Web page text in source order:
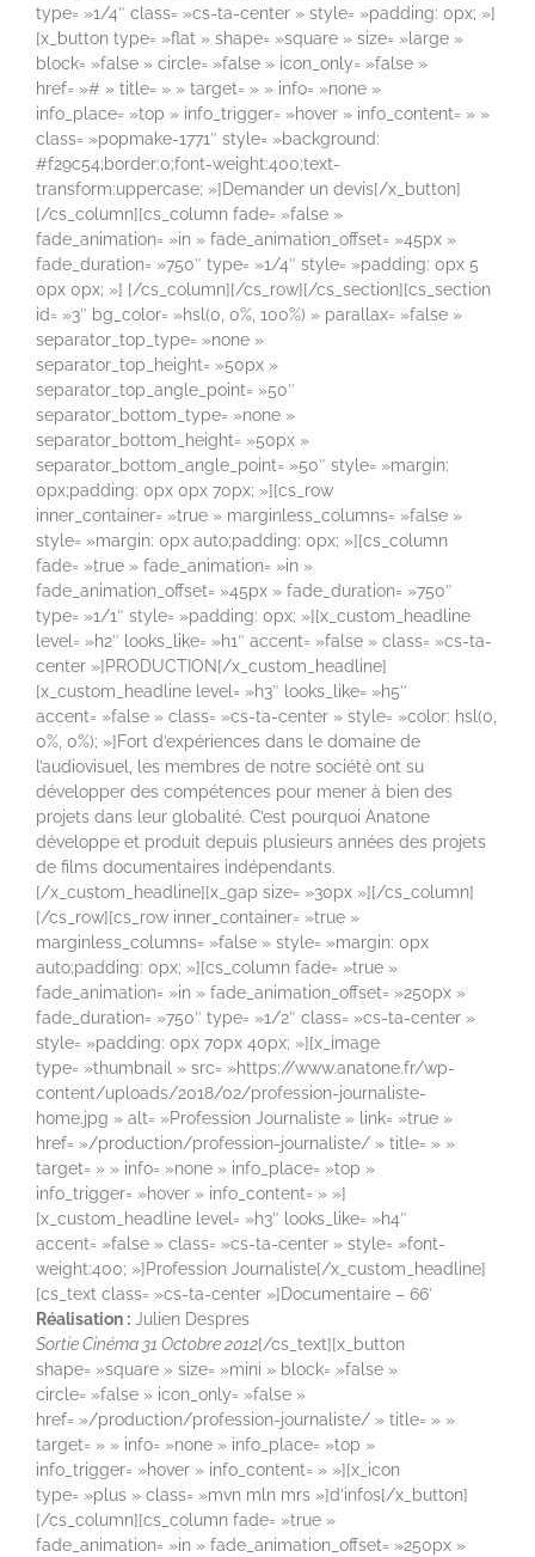
type= »1/4″ class= »cs-ta-center » style= »padding: 0px; »]
[x_button type= »flat » shape= »square » size= »large »
block= »false » circle= »false » icon_only= »false »
href= »# » title= » » target= » » info= »none »
info_place= »top » info_trigger= »hover » info_content= » »
class= »popmake-1771″ style= »background:
#f29c54;border:0;font-weight:400;text-
transform:uppercase; »]Demander un devis[/x_button]
[/cs_column][cs_column fade= »false »
fade_animation= »in » fade_animation_offset= »45px »
fade_duration= »750″ type= »1/4″ style= »padding: 0px 5
0px 0px; »] [/cs_column][/cs_row][/cs_section][cs_section
id= »3″ bg_color= »hsl(0, 0%, 100%) » parallax= »false »
separator_top_type= »none »
separator_top_height= »50px »
separator_top_angle_point= »50″
separator_bottom_type= »none »
separator_bottom_height= »50px »
separator_bottom_angle_point= »50″ style= »margin:
0px;padding: 0px 0px 70px; »][cs_row
inner_container= »true » marginless_columns= »false »
style= »margin: 0px auto;padding: 0px; »][cs_column
fade= »true » fade_animation= »in »
fade_animation_offset= »45px » fade_duration= »750″
type= »1/1″ style= »padding: 0px; »][x_custom_headline
level= »h2″ looks_like= »h1″ accent= »false » class= »cs-ta-
center »]PRODUCTION[/x_custom_headline]
[x_custom_headline level= »h3″ looks_like= »h5″
accent= »false » class= »cs-ta-center » style= »color: hsl(0,
0%, 0%); »]Fort d’expériences dans le domaine de
l’audiovisuel, les membres de notre société ont su
développer des compétences pour mener à bien des
projets dans leur globalité. C’est pourquoi Anatone
développe et produit depuis plusieurs années des projets
de films documentaires indépendants.
[/x_custom_headline][x_gap size= »30px »][/cs_column]
[/cs_row][cs_row inner_container= »true »
marginless_columns= »false » style= »margin: 0px
auto;padding: 0px; »][cs_column fade= »true »
fade_animation= »in » fade_animation_offset= »250px »
fade_duration= »750″ type= »1/2″ class= »cs-ta-center »
style= »padding: 0px 70px 40px; »][x_image
type= »thumbnail » src= »https://www.anatone.fr/wp-
content/uploads/2018/02/profession-journaliste-
home.jpg » alt= »Profession Journaliste » link= »true »
href= »/production/profession-journaliste/ » title= » »
target= » » info= »none » info_place= »top »
info_trigger= »hover » info_content= » »]
[x_custom_headline level= »h3″ looks_like= »h4″
accent= »false » class= »cs-ta-center » style= »font-
weight:400; »]Profession Journaliste[/x_custom_headline]
[cs_text class= »cs-ta-center »]Documentaire – 66′
Réalisation : Julien Despres
Sortie Cinéma 31 Octobre 2012[/cs_text][x_button
shape= »square » size= »mini » block= »false »
circle= »false » icon_only= »false »
href= »/production/profession-journaliste/ » title= » »
target= » » info= »none » info_place= »top »
info_trigger= »hover » info_content= » »][x_icon
type= »plus » class= »mvn mln mrs »]d’infos[/x_button]
[/cs_column][cs_column fade= »true »
fade_animation= »in » fade_animation_offset= »250px »